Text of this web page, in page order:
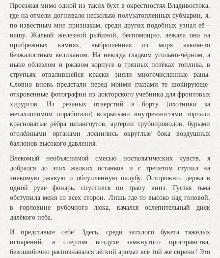
Проезжая мимо одной из таких бухт в окрестностях Владивостока,
где на отмели догнивало несколько полузатопленных субмарин, я,
по известным мне признакам, среди других подобных узнал её –
нашу. Жалкой железной рыбиной, беспомощно, лежала она на
прибрежных камнях, выброшенная из моря каким-то
безжалостным великаном. На некогда гладком угольно-чёрном, а
ныне облезлом и ржавом корпусе в грязных потёках топлива, в
струпьях отвалившейся краски зияли многочисленные раны.
Словно вновь предстали перед моими глазами те шокирующе-
откровенные фотографии из докторского учебника для фронтовых
хирургов. Из резаных отверстий в борту (охотники за
металлоломом поработали) вскрытыми внутренностями торчали
красноватые рёбра шпангоутов, артерии трубопроводов, бурыми
оголёнными органами лоснились округлые бока воздушных
баллонов высокого давления.
Влекомый необъяснимой смесью ностальгических чувств, я
добрался до этих жалких останков и с трепетом ступил на
знакомую ржавую и облупленную палубу. Осторожно, держа в
одной руке фонарь, спустился по трапу вниз. Густая тьма
обступила меня со всех сторон. Лишь где-то высоко над головой,
в горловине рубочного люка, качался ослепительный диск
далёкого неба.
И представьте себе! Здесь, среди затхлого букета тяжёлых
испарений, в спёртом воздухе замкнутого пространства,
безошибочно распознавался лёгкий аромат всё той же сирени! Это